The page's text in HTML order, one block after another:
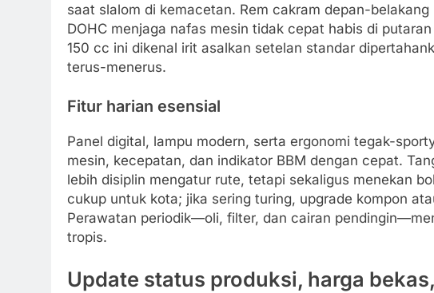
saat slalom di kemacetan. Rem cakram depan-
DOHC menjaga nafas mesin tidak cepat habis di
150 cc ini dikenal irit asalkan setelan standar
terus-menerus.
Fitur harian esensial
Panel digital, lampu modern, serta ergonomi tegak-
mesin, kecepatan, dan indikator BBM dengan cepat.
lebih disiplin mengatur rute, tetapi sekaligus menekan
cukup untuk kota; jika sering turing, upgrade kompon
Perawatan periodik—oli, filter, dan cairan
tropis.
Update status produksi, harga